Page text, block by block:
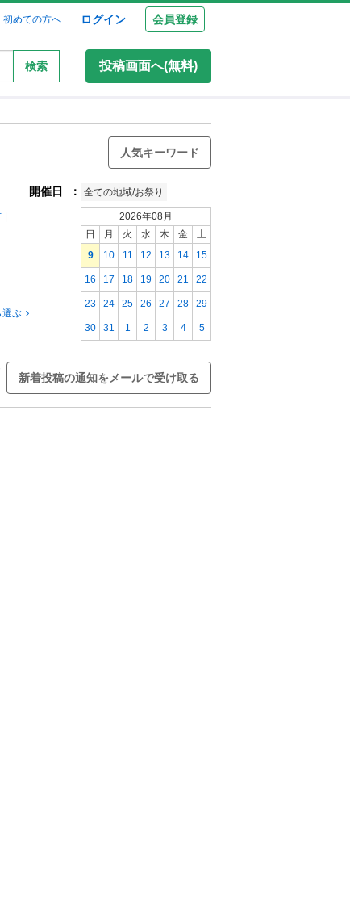
初めての方へ ログイン 会員登録
検索 投稿画面へ(無料)
人気キーワード
選ぶ
開催日 ： 全ての地域/お祭り
2026年08月
日
月 火 水 木 金
土
9
10 11 12 13 14 15
16 17 18 19 20 21 22
23 24 25 26 27 28 29
30 31 1 2 3 4 5
新着投稿の通知をメールで受け取る